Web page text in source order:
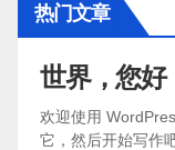
热门文章
世界，您好
欢迎使用
它，然后开始写作